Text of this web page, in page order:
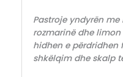
Pastroje yndyrën
rozmarinë dhe limon
hidhen e përdridhen
shkëlqim dhe skalp